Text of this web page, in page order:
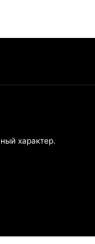
характер.